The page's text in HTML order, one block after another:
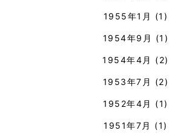
1955年1月 (1)
1954年9月 (1)
1954年4月 (2)
1953年7月 (2)
1952年4月 (1)
1951年7月 (1)